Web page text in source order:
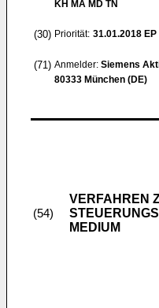
KH MA MD TN
(30) Priorität: 31.01.2018
(71) Anmelder: Siemens
80333 München (DE)
(54)
VERFAHREN
MEDIUM